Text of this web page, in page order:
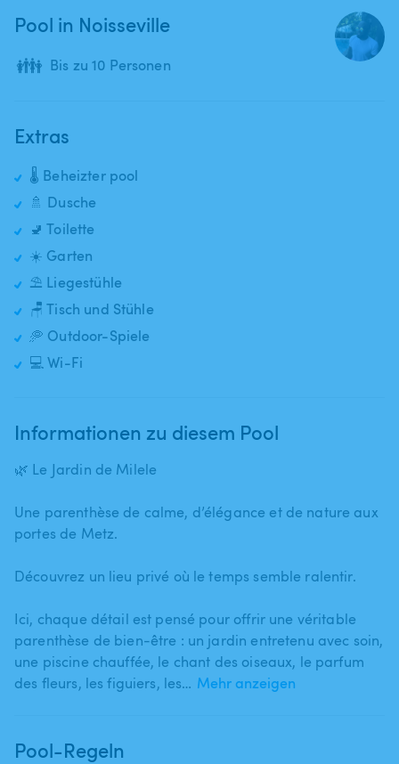
Pool in Noisseville
👪 Bis zu 10 Personen
Extras
🌡️ Beheizter pool
🚿 Dusche
🚽 Toilette
☀️ Garten
⛱️ Liegestühle
🪑 Tisch und Stühle
🥏 Outdoor-Spiele
💻 Wi-Fi
Informationen zu diesem Pool
🌿 Le Jardin de Milele
Une parenthèse de calme​,​ d’élégance et de nature aux
portes de Metz.
Découvrez un lieu privé où le temps semble ralentir.
Ici​,​ chaque détail est pensé pour offrir une véritable
parenthèse de bien-être : un jardin entretenu avec soin​,​
une piscine chauffée​,​ le chant des oiseaux​,​ le parfum
des fleurs​,​ les figuiers​,​ les… Mehr anzeigen
Pool-Regeln